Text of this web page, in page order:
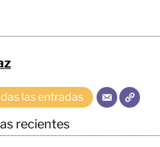
las entradas
recientes